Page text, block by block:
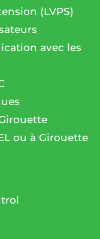
(LVPS)
avec les
ou à Girouette